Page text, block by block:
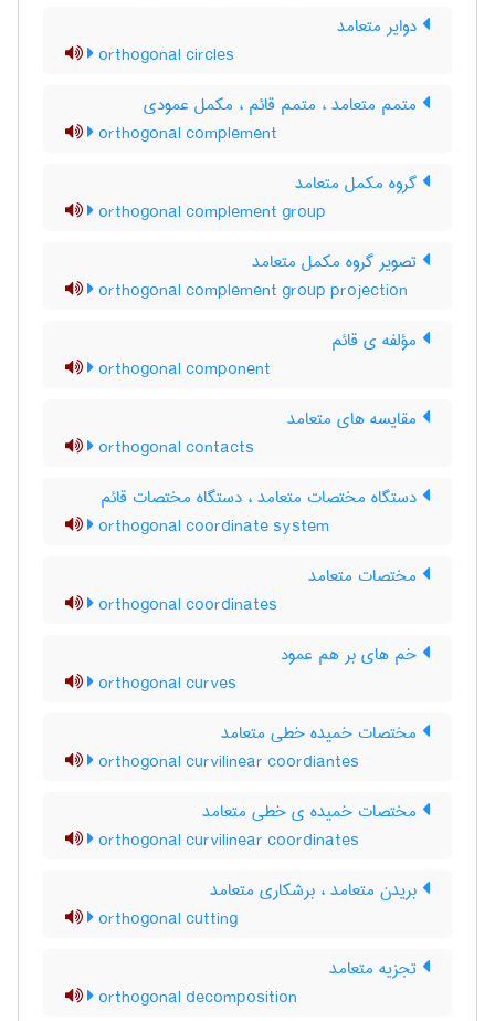
دوایر متعامد
orthogonal circles
متمم متعامد ، متمم قائم ، مکمل عمودی
orthogonal complement
گروه مکمل متعامد
orthogonal complement group
تصویر گروه مکمل متعامد
orthogonal complement group projection
مؤلفه ی قائم
orthogonal component
مقایسه های متعامد
orthogonal contacts
دستگاه مختصات متعامد ، دستگاه مختصات قائم
orthogonal coordinate system
مختصات متعامد
orthogonal coordinates
خم های بر هم عمود
orthogonal curves
مختصات خمیده خطی متعامد
orthogonal curvilinear coordiantes
مختصات خمیده ی خطی متعامد
orthogonal curvilinear coordinates
بریدن متعامد ، برشکاری متعامد
orthogonal cutting
تجزیه متعامد
orthogonal decomposition